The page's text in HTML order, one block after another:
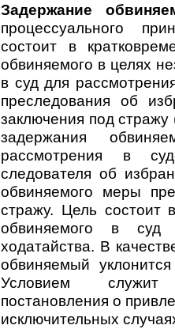
Задержание
процессуального
состоит в
обвиняемого в целях
в суд для
преследования об
заключения под
задержания
рассмотрения в
следователя об
обвиняемого меры
стражу. Цель состоит
обвиняемого в суд
ходатайства. В
обвиняемый
Условием служит
постановления о
исключительных